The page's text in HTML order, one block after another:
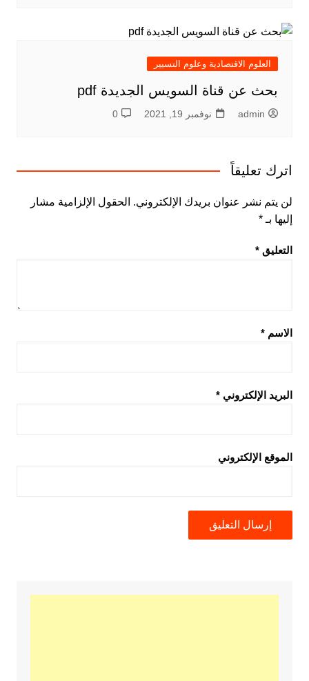
العلوم الاقتصادية وعلوم التسيير
بحث عن قناة السويس الجديدة pdf
admin نوفمبر 19, 2021 0
اترك تعليقاً
لن يتم نشر عنوان بريدك الإلكتروني. الحقول الإلزامية مشار
إليها بـ *
التعليق *
الاسم *
البريد الإلكتروني *
الموقع الإلكتروني